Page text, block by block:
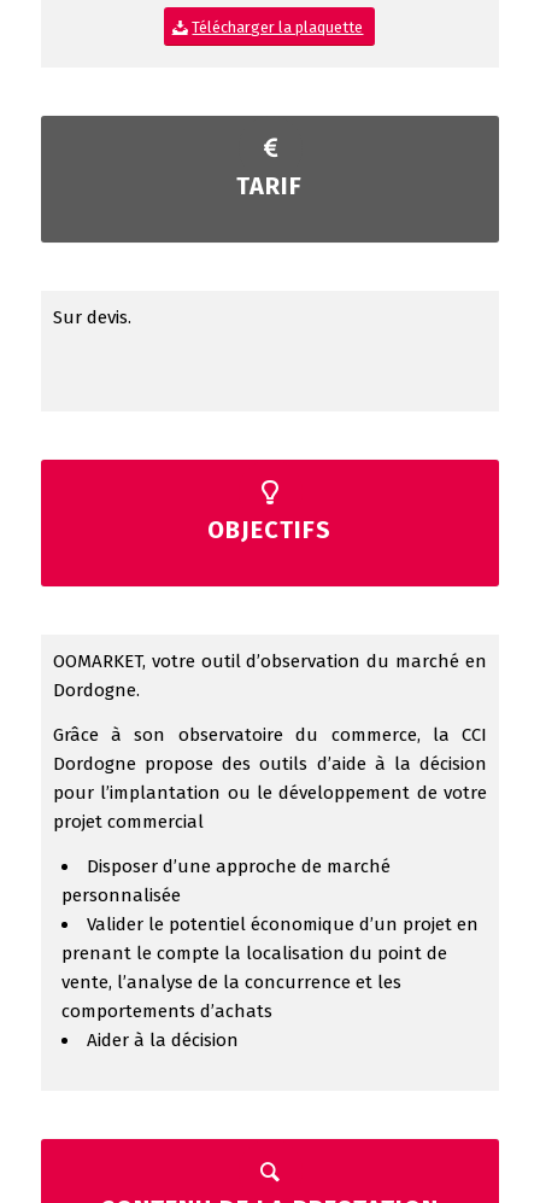
Télécharger la plaquette
TARIF
Sur devis.
OBJECTIFS
OOMARKET, votre outil d’observation du marché en
Dordogne.
Grâce à son observatoire du commerce, la CCI
Dordogne propose des outils d’aide à la décision
pour l’implantation ou le développement de votre
projet commercial
Disposer d’une approche de marché
personnalisée
Valider le potentiel économique d’un projet en
prenant le compte la localisation du point de
vente, l’analyse de la concurrence et les
comportements d’achats
Aider à la décision